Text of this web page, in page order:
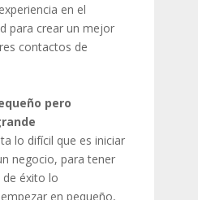
en el
para crear un mejor
contactos de
pero
lo difícil que es iniciar
negocio, para tener
de éxito lo
en pequeño,